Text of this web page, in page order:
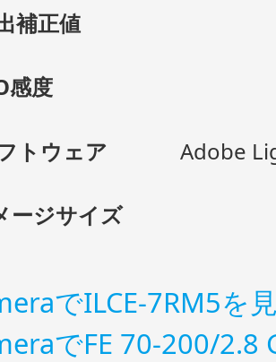
補正値
感度
トウェア Adobe
ージサイズ
でILCE-7RM5を
でFE 70-200/2.8